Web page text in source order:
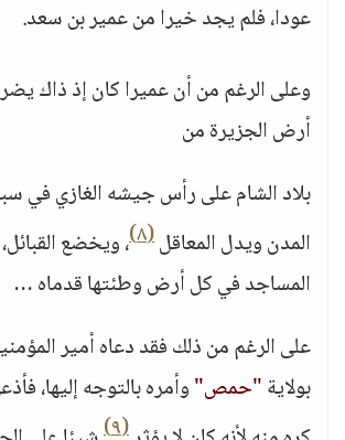
عودا، فلم يجد خيرا من عمير بن سعد.
وعلى الرغم من أن عميرا كان إذ ذاك
أرض الجزيرة من
بلاد الشام على رأس جيشه الغازي في
المدن ويدل المعاقل(٨) ، ويخضع
المساجد في كل أرض وطئتها قدماه …
على الرغم من ذلك فقد دعاه أمير
بولاية"حمص"وأمره بالتوجه إليها،
(٩)